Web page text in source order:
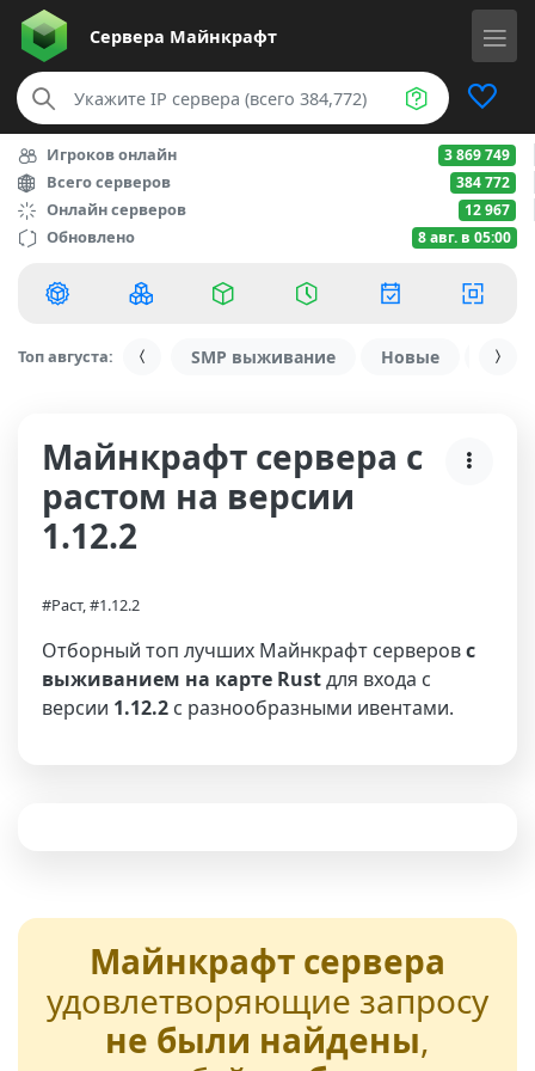
Сервера Майнкрафт
Игроков онлайн 3 869 749
Всего серверов 384 772
Онлайн серверов 12 967
Обновлено 8 авг. в 05:00
Топ августа: SMP выживание Новые С
Майнкрафт сервера с
растом на версии
1.12.2
#Раст, #1.12.2
Отборный топ лучших Майнкрафт серверовс
выживанием на карте Rustдля входа с
версии 1.12.2 с разнообразными ивентами.
Майнкрафт сервера
удовлетворяющие запросу
не были найдены,